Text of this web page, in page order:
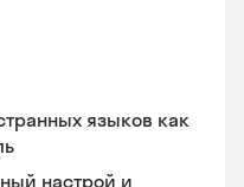
языков как
настрой и